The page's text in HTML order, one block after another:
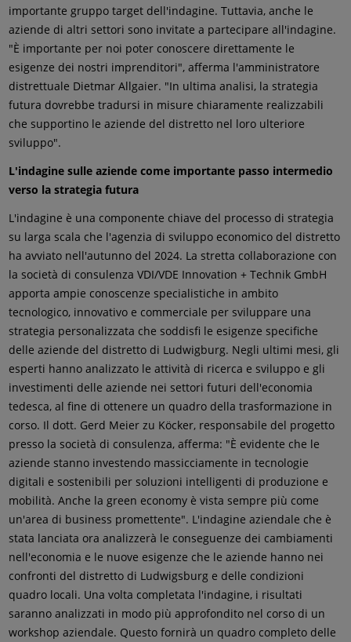
importante gruppo target dell'indagine. Tuttavia, anche le
aziende di altri settori sono invitate a partecipare all'indagine.
"È importante per noi poter conoscere direttamente le
esigenze dei nostri imprenditori", afferma l'amministratore
distrettuale Dietmar Allgaier. "In ultima analisi, la strategia
futura dovrebbe tradursi in misure chiaramente realizzabili
che supportino le aziende del distretto nel loro ulteriore
sviluppo".
L'indagine sulle aziende come importante passo intermedio
verso la strategia futura
L'indagine è una componente chiave del processo di strategia
su larga scala che l'agenzia di sviluppo economico del distretto
ha avviato nell'autunno del 2024. La stretta collaborazione con
la società di consulenza VDI/VDE Innovation + Technik GmbH
apporta ampie conoscenze specialistiche in ambito
tecnologico, innovativo e commerciale per sviluppare una
strategia personalizzata che soddisfi le esigenze specifiche
delle aziende del distretto di Ludwigburg. Negli ultimi mesi, gli
esperti hanno analizzato le attività di ricerca e sviluppo e gli
investimenti delle aziende nei settori futuri dell'economia
tedesca, al fine di ottenere un quadro della trasformazione in
corso. Il dott. Gerd Meier zu Köcker, responsabile del progetto
presso la società di consulenza, afferma: "È evidente che le
aziende stanno investendo massicciamente in tecnologie
digitali e sostenibili per soluzioni intelligenti di produzione e
mobilità. Anche la green economy è vista sempre più come
un'area di business promettente". L'indagine aziendale che è
stata lanciata ora analizzerà le conseguenze dei cambiamenti
nell'economia e le nuove esigenze che le aziende hanno nei
confronti del distretto di Ludwigsburg e delle condizioni
quadro locali. Una volta completata l'indagine, i risultati
saranno analizzati in modo più approfondito nel corso di un
workshop aziendale. Questo fornirà un quadro completo delle